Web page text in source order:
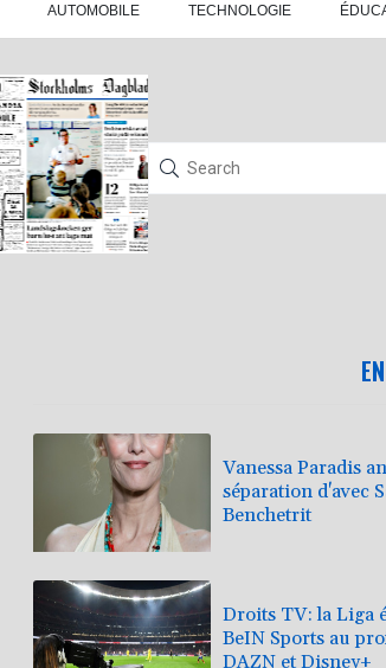
AUTOMOBILE TECHNOLOGIE
Vanessa Paradis
séparation d'avec
Benchetrit
Droits TV: la Liga
BeIN Sports au
DAZN et Disney+